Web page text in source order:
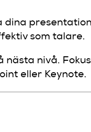
dina
som talare.
nivå.
eller Keynote.